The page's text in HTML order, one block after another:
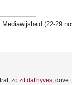
(22-29
zo zit dat hyves, dove